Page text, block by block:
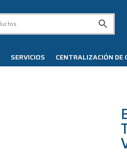
SERVICIOS CENTRALIZACIÓN DE